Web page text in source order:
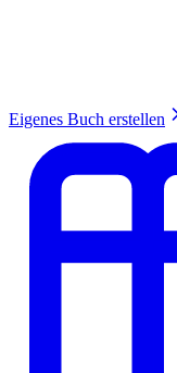
Eigenes Buch erstellen